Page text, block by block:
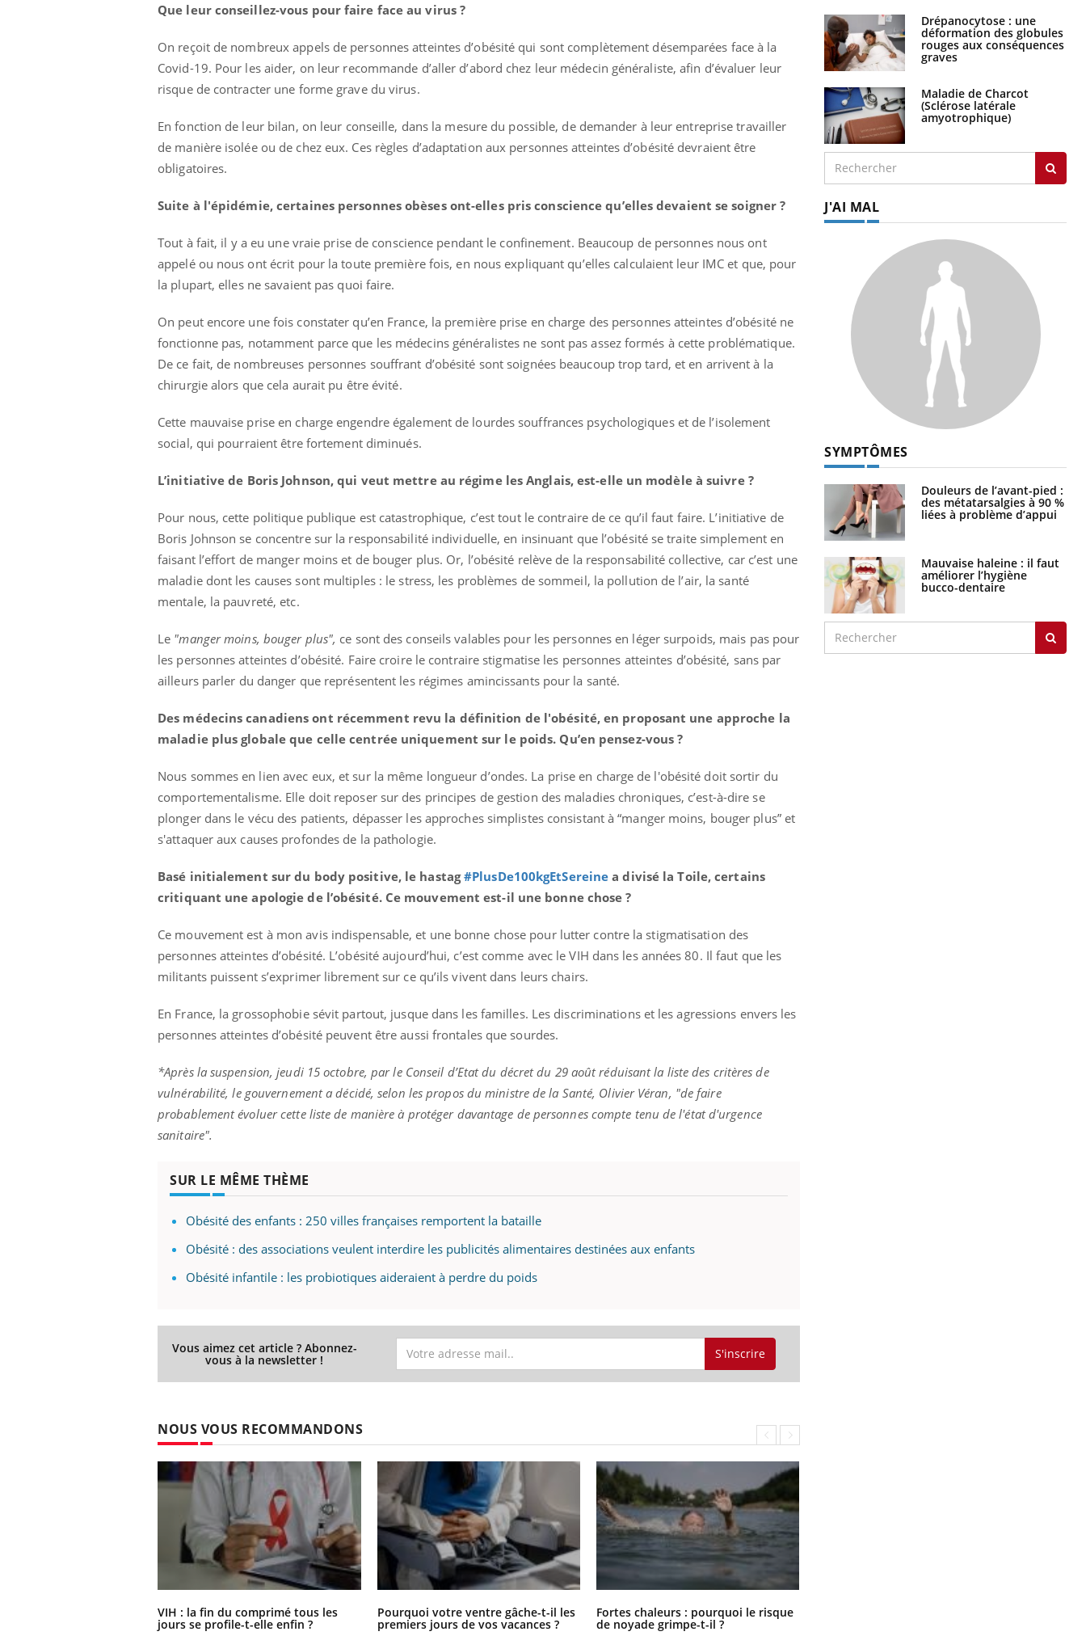
Que leur conseillez-vous pour faire face au virus ?
On reçoit de nombreux appels de personnes atteintes d’obésité qui sont complètement désemparées face à la
Covid-19. Pour les aider, on leur recommande d’aller d’abord chez leur médecin généraliste, afin d’évaluer leur
risque de contracter une forme grave du virus.
En fonction de leur bilan, on leur conseille, dans la mesure du possible, de demander à leur entreprise travailler
de manière isolée ou de chez eux. Ces règles d’adaptation aux personnes atteintes d’obésité devraient être
obligatoires.
Suite à l'épidémie, certaines personnes obèses ont-elles pris conscience qu’elles devaient se soigner ?
Tout à fait, il y a eu une vraie prise de conscience pendant le confinement. Beaucoup de personnes nous ont
appelé ou nous ont écrit pour la toute première fois, en nous expliquant qu’elles calculaient leur IMC et que, pour
la plupart, elles ne savaient pas quoi faire.
On peut encore une fois constater qu’en France, la première prise en charge des personnes atteintes d’obésité ne
fonctionne pas, notamment parce que les médecins généralistes ne sont pas assez formés à cette problématique.
De ce fait, de nombreuses personnes souffrant d’obésité sont soignées beaucoup trop tard, et en arrivent à la
chirurgie alors que cela aurait pu être évité.
Cette mauvaise prise en charge engendre également de lourdes souffrances psychologiques et de l’isolement
social, qui pourraient être fortement diminués.
L’initiative de Boris Johnson, qui veut mettre au régime les Anglais, est-elle un modèle à suivre ?
Pour nous, cette politique publique est catastrophique, c’est tout le contraire de ce qu’il faut faire. L’initiative de
Boris Johnson se concentre sur la responsabilité individuelle, en insinuant que l’obésité se traite simplement en
faisant l’effort de manger moins et de bouger plus. Or, l’obésité relève de la responsabilité collective, car c’est une
maladie dont les causes sont multiples : le stress, les problèmes de sommeil, la pollution de l’air, la santé
mentale, la pauvreté, etc.
Le "manger moins, bouger plus", ce sont des conseils valables pour les personnes en léger surpoids, mais pas pour
les personnes atteintes d’obésité. Faire croire le contraire stigmatise les personnes atteintes d’obésité, sans par
ailleurs parler du danger que représentent les régimes amincissants pour la santé.
Des médecins canadiens ont récemment revu la définition de l'obésité, en proposant une approche la
maladie plus globale que celle centrée uniquement sur le poids. Qu’en pensez-vous ?
Nous sommes en lien avec eux, et sur la même longueur d’ondes. La prise en charge de l'obésité doit sortir du
comportementalisme. Elle doit reposer sur des principes de gestion des maladies chroniques, c’est-à-dire se
plonger dans le vécu des patients, dépasser les approches simplistes consistant à “manger moins, bouger plus” et
s'attaquer aux causes profondes de la pathologie.
Basé initialement sur du body positive, le hastag#PlusDe100kgEtSereine a divisé la Toile, certains
critiquant une apologie de l’obésité. Ce mouvement est-il une bonne chose ?
Ce mouvement est à mon avis indispensable, et une bonne chose pour lutter contre la stigmatisation des
personnes atteintes d’obésité. L’obésité aujourd’hui, c’est comme avec le VIH dans les années 80. Il faut que les
militants puissent s’exprimer librement sur ce qu’ils vivent dans leurs chairs.
En France, la grossophobie sévit partout, jusque dans les familles. Les discriminations et les agressions envers les
personnes atteintes d’obésité peuvent être aussi frontales que sourdes.
*Après la suspension, jeudi 15 octobre, par le Conseil d’Etat du décret du 29 août réduisant la liste des critères de
vulnérabilité, le gouvernement a décidé, selon les propos du ministre de la Santé, Olivier Véran, "de faire
probablement évoluer cette liste de manière à protéger davantage de personnes compte tenu de l'état d'urgence
sanitaire".
SUR LE MÊME THÈME
Obésité des enfants : 250 villes françaises remportent la bataille
Obésité : des associations veulent interdire les publicités alimentaires destinées aux enfants
Obésité infantile : les probiotiques aideraient à perdre du poids
Vous aimez cet article ? Abonnez-
vous à la newsletter ! S'inscrire
NOUS VOUS RECOMMANDONS
VIH : la fin du comprimé tous les
jours se profile-t-elle enfin ?
Pourquoi votre ventre gâche-t-il les
premiers jours de vos vacances ?
Fortes chaleurs : pourquoi le risque
de noyade grimpe-t-il ?
Drépanocytose : une
déformation des globules
rouges aux conséquences
graves
Maladie de Charcot
(Sclérose latérale
amyotrophique)
J'AI MAL
SYMPTÔMES
Douleurs de l’avant-pied :
des métatarsalgies à 90 %
liées à problème d’appui
Mauvaise haleine : il faut
améliorer l’hygiène
bucco-dentaire